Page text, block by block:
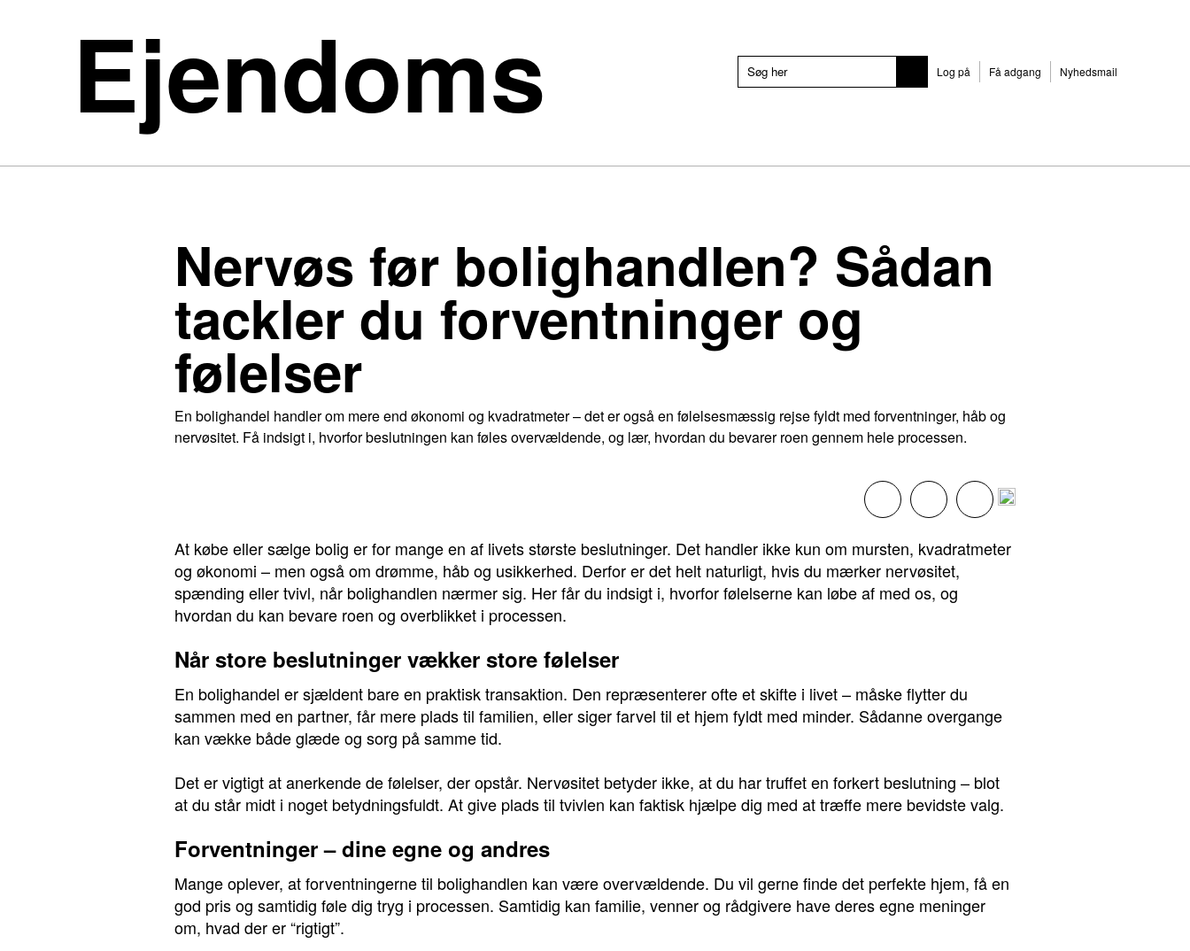
Ejendoms Log på Få adgang Nyhedsmail
Nervøs før bolighandlen? Sådan
tackler du forventninger og
følelser
En bolighandel handler om mere end økonomi og kvadratmeter – det er også en følelsesmæssig rejse fyldt med forventninger, håb og
nervøsitet. Få indsigt i, hvorfor beslutningen kan føles overvældende, og lær, hvordan du bevarer roen gennem hele processen.
At købe eller sælge bolig er for mange en af livets største beslutninger. Det handler ikke kun om mursten, kvadratmeter
og økonomi – men også om drømme, håb og usikkerhed. Derfor er det helt naturligt, hvis du mærker nervøsitet,
spænding eller tvivl, når bolighandlen nærmer sig. Her får du indsigt i, hvorfor følelserne kan løbe af med os, og
hvordan du kan bevare roen og overblikket i processen.
Når store beslutninger vækker store følelser
En bolighandel er sjældent bare en praktisk transaktion. Den repræsenterer ofte et skifte i livet – måske flytter du
sammen med en partner, får mere plads til familien, eller siger farvel til et hjem fyldt med minder. Sådanne overgange
kan vække både glæde og sorg på samme tid.
Det er vigtigt at anerkende de følelser, der opstår. Nervøsitet betyder ikke, at du har truffet en forkert beslutning – blot
at du står midt i noget betydningsfuldt. At give plads til tvivlen kan faktisk hjælpe dig med at træffe mere bevidste valg.
Forventninger – dine egne og andres
Mange oplever, at forventningerne til bolighandlen kan være overvældende. Du vil gerne finde det perfekte hjem, få en
god pris og samtidig føle dig tryg i processen. Samtidig kan familie, venner og rådgivere have deres egne meninger
om, hvad der er “rigtigt”.